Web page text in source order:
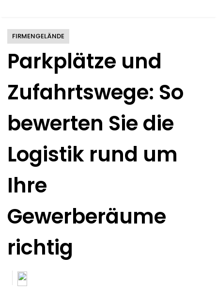
Parkplätze und
Zufahrtswege: So
bewerten Sie die
Logistik rund um
Ihre
Gewerberäume
richtig
FIRMENGELÄNDE